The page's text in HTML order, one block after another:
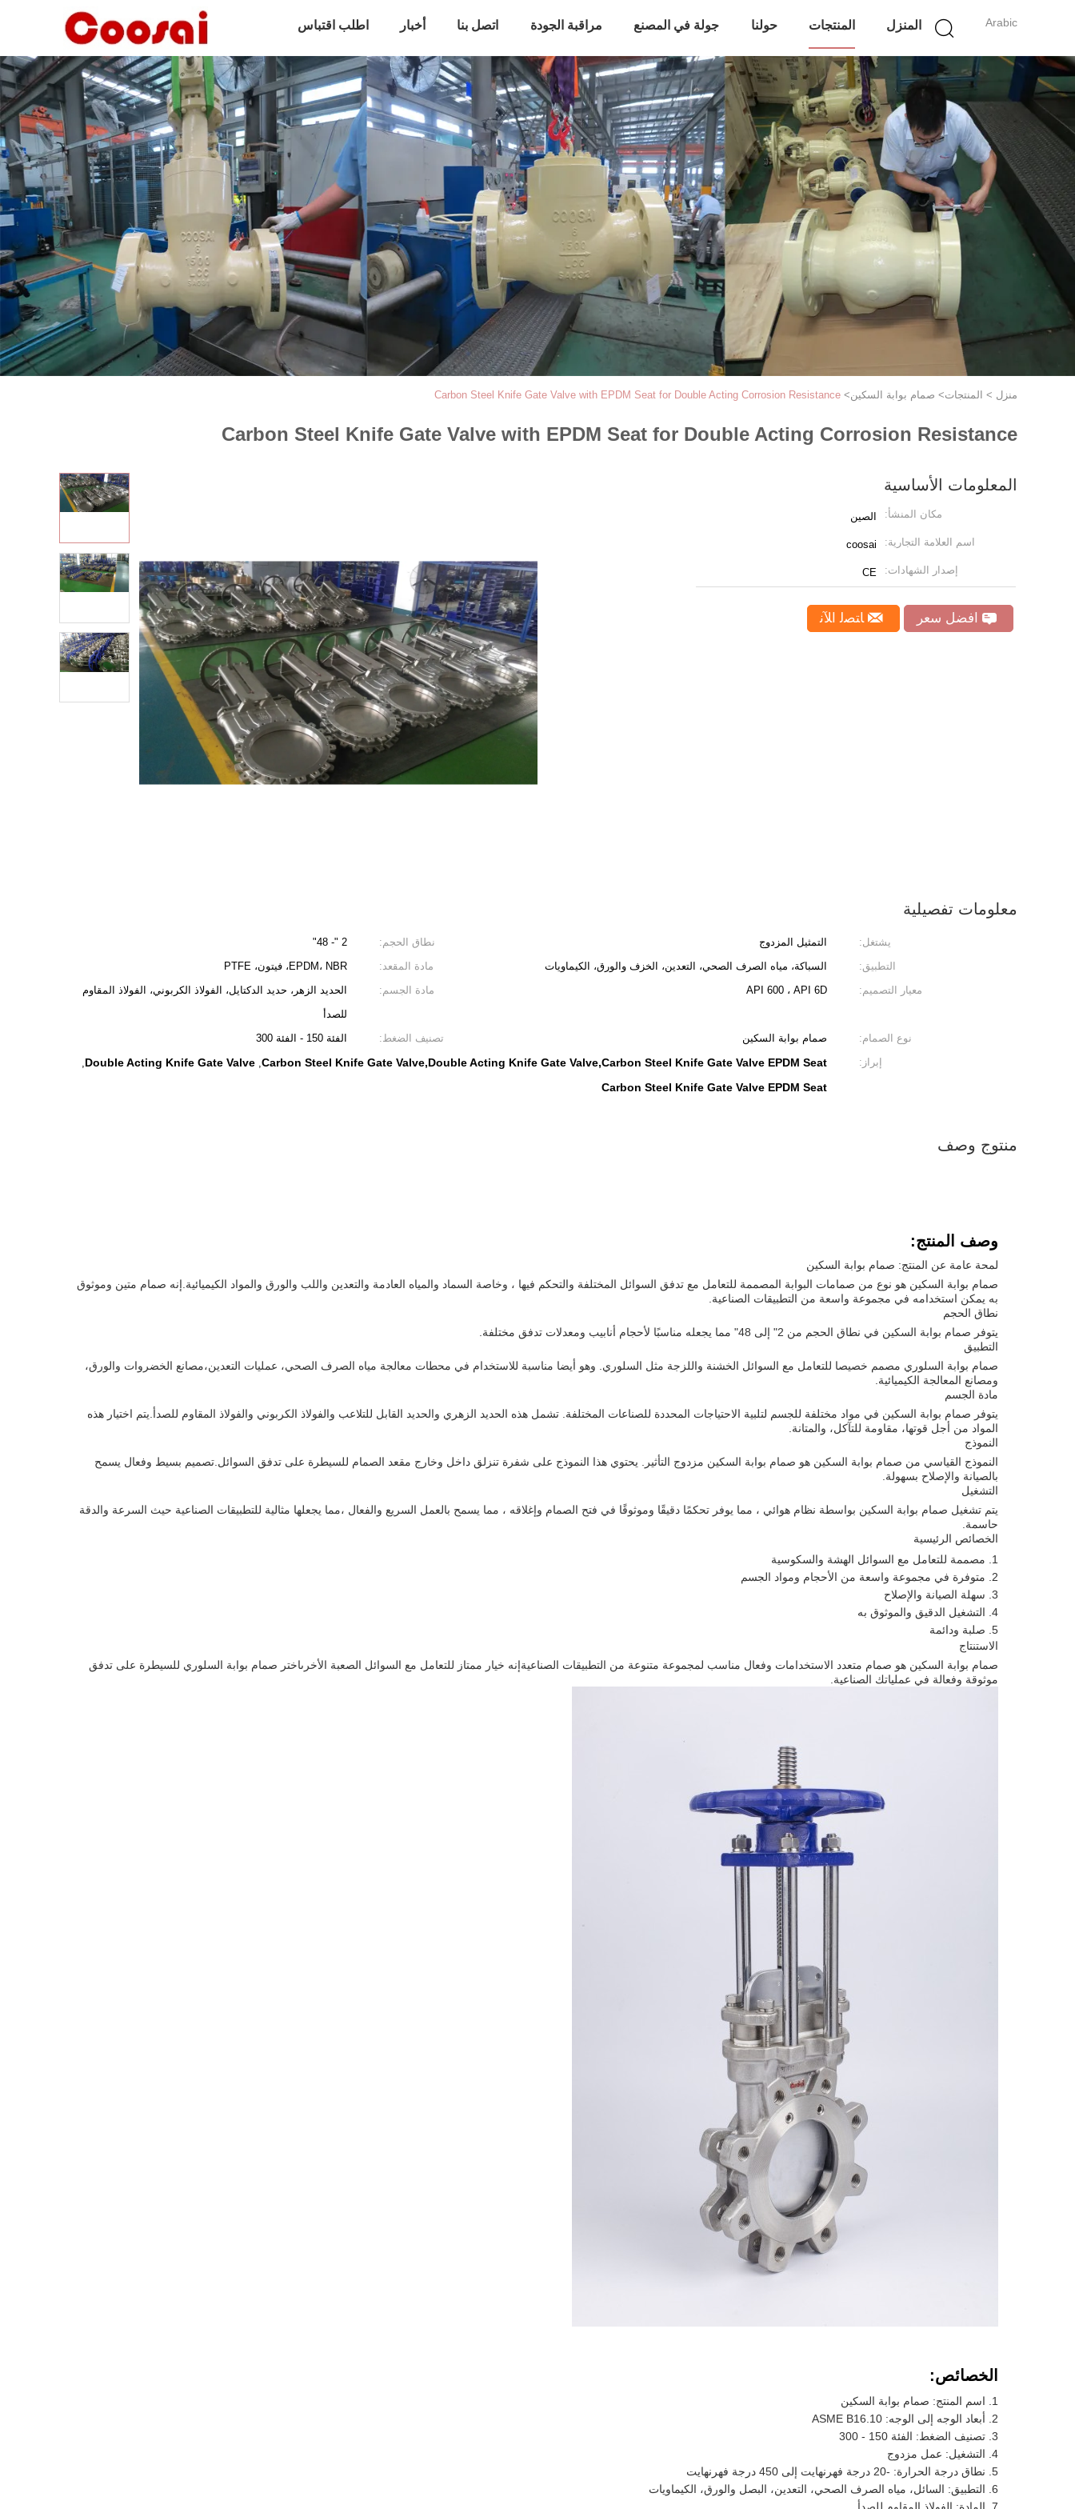
Arabic المنزل المنتجات حولنا جولة في المصنع مراقبة الجودة اتصل بنا أخبار اطلب اقتباس
منزل > المنتجات> صمام بوابة السكين>
Carbon Steel Knife Gate Valve with EPDM Seat for Double Acting Corrosion Resistance
Carbon Steel Knife Gate Valve with EPDM Seat for Double Acting Corrosion Resistance
المعلومات الأساسية
مكان المنشأ: الصين
اسم العلامة التجارية: coosai
إصدار الشهادات: CE
افضل سعر ﺎﺘﺼﻟ ﺍﻶﻧ
معلومات تفصيلية
يشتغل: التمثيل المزدوج نطاق الحجم:
2 "- 48"
التطبيق:
السباكة، مياه الصرف الصحي، التعدين، الخزف والورق، الكيماويات مادة المقعد:
EPDM، NBR، فيتون، PTFE
معيار التصميم:
API 600 ، API 6D مادة الجسم:
الحديد الزهر، حديد الدكتايل، الفولاذ الكربوني، الفولاذ المقاوم
للصدأ
نوع الصمام:
صمام بوابة السكين تصنيف الضغط:
الفئة 150 - الفئة 300
إبراز:
Carbon Steel Knife Gate Valve,Double Acting Knife Gate Valve,Carbon Steel Knife Gate Valve EPDM Seat
,
Double Acting Knife Gate Valve
,
Carbon Steel Knife Gate Valve EPDM Seat
منتوج وصف
وصف المنتج:
لمحة عامة عن المنتج: صمام بوابة السكين
صمام بوابة السكين هو نوع من صمامات البوابة المصممة للتعامل مع تدفق السوائل المختلفة والتحكم فيها ، وخاصة السماد والمياه العادمة والتعدين واللب والورق والمواد الكيميائية.إنه صمام متين وموثوق
به يمكن استخدامه في مجموعة واسعة من التطبيقات الصناعية.
نطاق الحجم
يتوفر صمام بوابة السكين في نطاق الحجم من 2" إلى 48" مما يجعله مناسبًا لأحجام أنابيب ومعدلات تدفق مختلفة.
التطبيق
صمام بوابة السلوري مصمم خصيصا للتعامل مع السوائل الخشنة واللزجة مثل السلوري. وهو أيضا مناسبة للاستخدام في محطات معالجة مياه الصرف الصحي، عمليات التعدين،مصانع الخضروات والورق،
ومصانع المعالجة الكيميائية.
مادة الجسم
يتوفر صمام بوابة السكين في مواد مختلفة للجسم لتلبية الاحتياجات المحددة للصناعات المختلفة. تشمل هذه الحديد الزهري والحديد القابل للتلاعب والفولاذ الكربوني والفولاذ المقاوم للصدأ.يتم اختيار هذه
المواد من أجل قوتها، مقاومة للتآكل، والمتانة.
النموذج
النموذج القياسي من صمام بوابة السكين هو صمام بوابة السكين مزدوج التأثير. يحتوي هذا النموذج على شفرة تنزلق داخل وخارج مقعد الصمام للسيطرة على تدفق السوائل.تصميم بسيط وفعال يسمح
بالصيانة والإصلاح بسهولة.
التشغيل
يتم تشغيل صمام بوابة السكين بواسطة نظام هوائي ، مما يوفر تحكمًا دقيقًا وموثوقًا في فتح الصمام وإغلاقه ، مما يسمح بالعمل السريع والفعال ،مما يجعلها مثالية للتطبيقات الصناعية حيث السرعة والدقة
حاسمة.
الخصائص الرئيسية
مصممة للتعامل مع السوائل الهشة والسكوسية
متوفرة في مجموعة واسعة من الأحجام ومواد الجسم
سهلة الصيانة والإصلاح
التشغيل الدقيق والموثوق به
صلبة ودائمة
الاستنتاج
صمام بوابة السكين هو صمام متعدد الاستخدامات وفعال مناسب لمجموعة متنوعة من التطبيقات الصناعيةإنه خيار ممتاز للتعامل مع السوائل الصعبة الأخرىاختر صمام بوابة السلوري للسيطرة على تدفق
موثوقة وفعالة في عملياتك الصناعية.
الخصائص:
اسم المنتج: صمام بوابة السكين
أبعاد الوجه إلى الوجه: ASME B16.10
تصنيف الضغط: الفئة 150 - 300
التشغيل: عمل مزدوج
نطاق درجة الحرارة: -20 درجة فهرنهايت إلى 450 درجة فهرنهايت
التطبيق: السائل، مياه الصرف الصحي، التعدين، البصل والورق، الكيماويات